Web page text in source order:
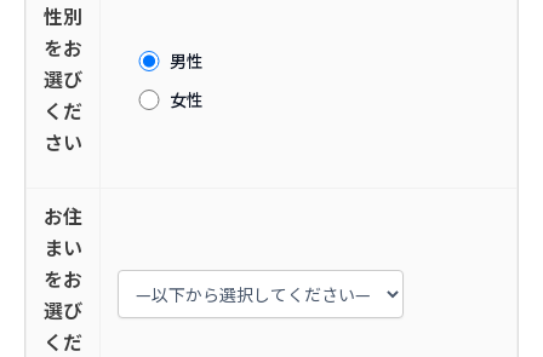
性別
をお
選び
くだ
さい
男性
女性
お住
まい
をお
選び
くだ